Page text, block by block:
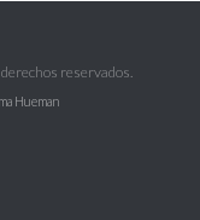
reservados.
Hueman